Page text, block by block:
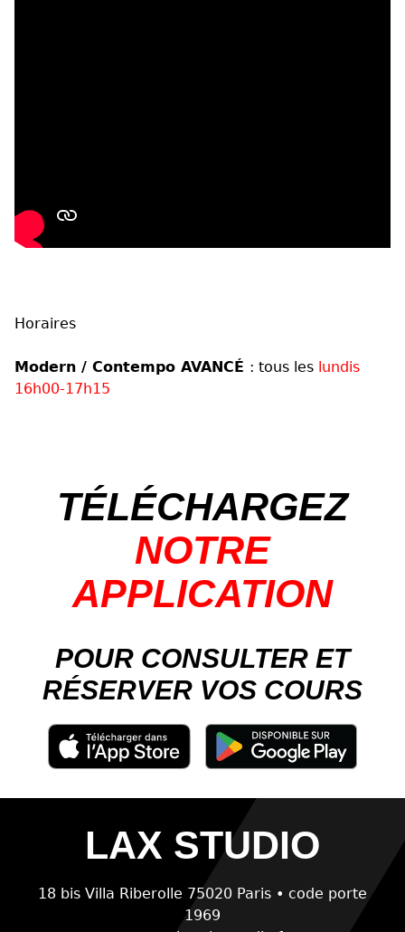
Horaires
Modern / Contempo AVANCÉ : tous les lundis
16h00-17h15
TÉLÉCHARGEZ
NOTRE
APPLICATION
POUR CONSULTER ET
RÉSERVER VOS COURS
LAX STUDIO
18 bis Villa Riberolle 75020 Paris • code porte
1969